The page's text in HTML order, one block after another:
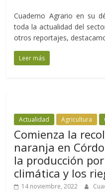
Cuaderno Agrario en su
toda la actualidad del
otros reportajes,
Leer más
Actualidad Agricultura
Comienza la
naranja en
la producción
climática y los
14 noviembre, 2022